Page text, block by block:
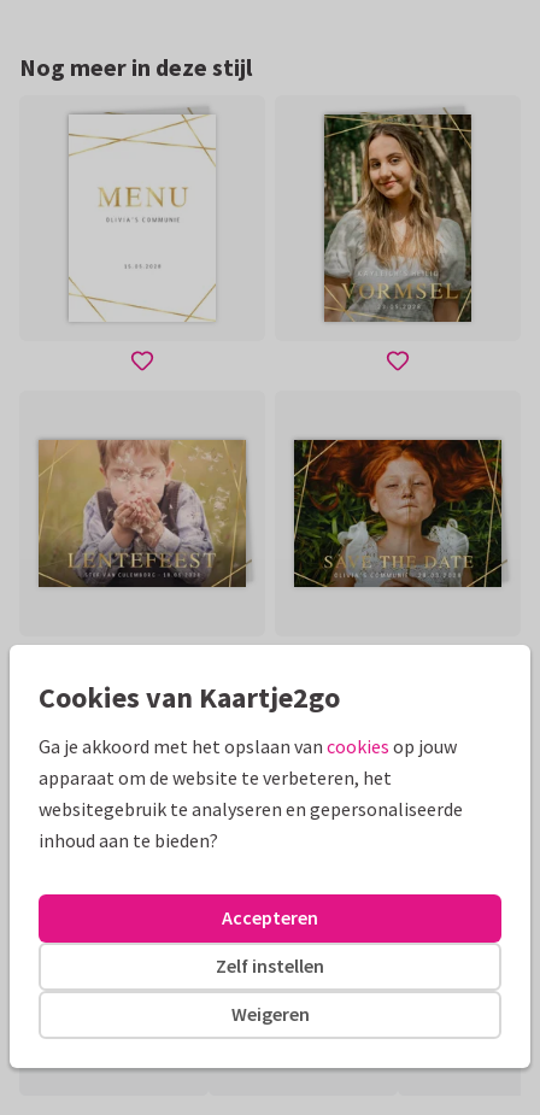
Nog meer in deze stijl
Mooie extra's bij je kaart
Cookies van Kaartje2go
Ga je akkoord met het opslaan van cookies op jouw
apparaat om de website te verbeteren, het
websitegebruik te analyseren en gepersonaliseerde
inhoud aan te bieden?
Weigeren
Zelf instellen
Accepteren